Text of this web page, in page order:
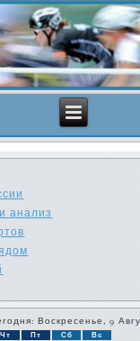
анализ
Воскресенье, 9
Чт Пт Сб Вс